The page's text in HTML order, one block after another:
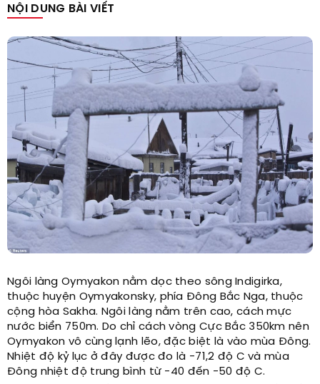
NỘI DUNG BÀI VIẾT
Ngôi làng Oymyakon nằm ​​dọc theo sông Indigirka,
thuộc huyện Oymyakonsky, phía Đông Bắc Nga, thuộc
cộng hòa Sakha. Ngôi làng nằm trên cao, cách mực
nước biển 750m. Do chỉ cách vòng Cực Bắc 350km nên
Oymyakon vô cùng lạnh lẽo, đặc biệt là vào mùa Đông.
Nhiệt độ kỷ lục ở đây được đo là -71,2 độ C và mùa
Đông nhiệt độ trung bình từ -40 đến -50 độ C.